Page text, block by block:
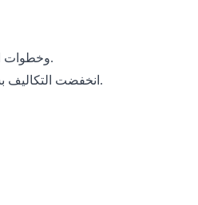
وخطوات الإنتاج. مع الطباعة ثلاثية الأبعاد واسعة النطاق، يمكن تقليل الوقت اللازم للانتقال من التصميم إلى المنتج النهائي.
انخفضت التكاليف بشكل كبير. يمكن للمصنعين إجراء تعديلات سريعة على التصاميم، وإجراء تغييرات فورية، وطباعة النماذج الأولية.